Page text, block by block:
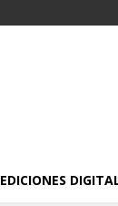
EDICIONES